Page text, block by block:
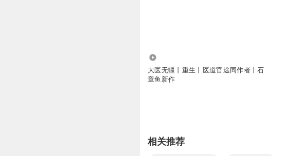
大医无疆丨重生丨医道官途同作者丨石
章鱼新作
相关推荐